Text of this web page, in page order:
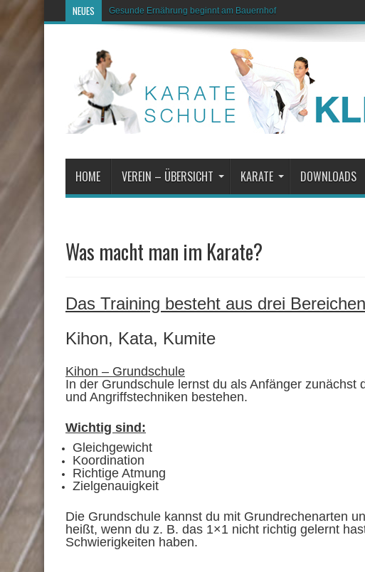
NEUES Gesunde Ernährung beginnt am Bauernhof
HOME VEREIN – ÜBERSICHT KARATE DOWNLOADS
Was macht man im Karate?
Das Training besteht aus drei
Kihon, Kata, Kumite
Kihon – Grundschule
In der Grundschule lernst du als Anfänger
und Angriffstechniken bestehen.
Wichtig sind:
Gleichgewicht
Koordination
Richtige Atmung
Zielgenauigkeit
Die Grundschule kannst du mit Grundrechenarten
heißt, wenn du z. B. das 1×1 nicht richtig gelernt
Schwierigkeiten haben.